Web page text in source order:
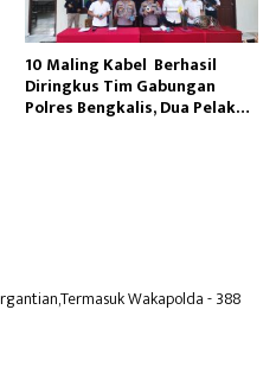
10 Maling Kabel Berhasil
Diringkus Tim Gabungan
Polres Bengkalis, Dua Pelaku
Wakapolda- 388